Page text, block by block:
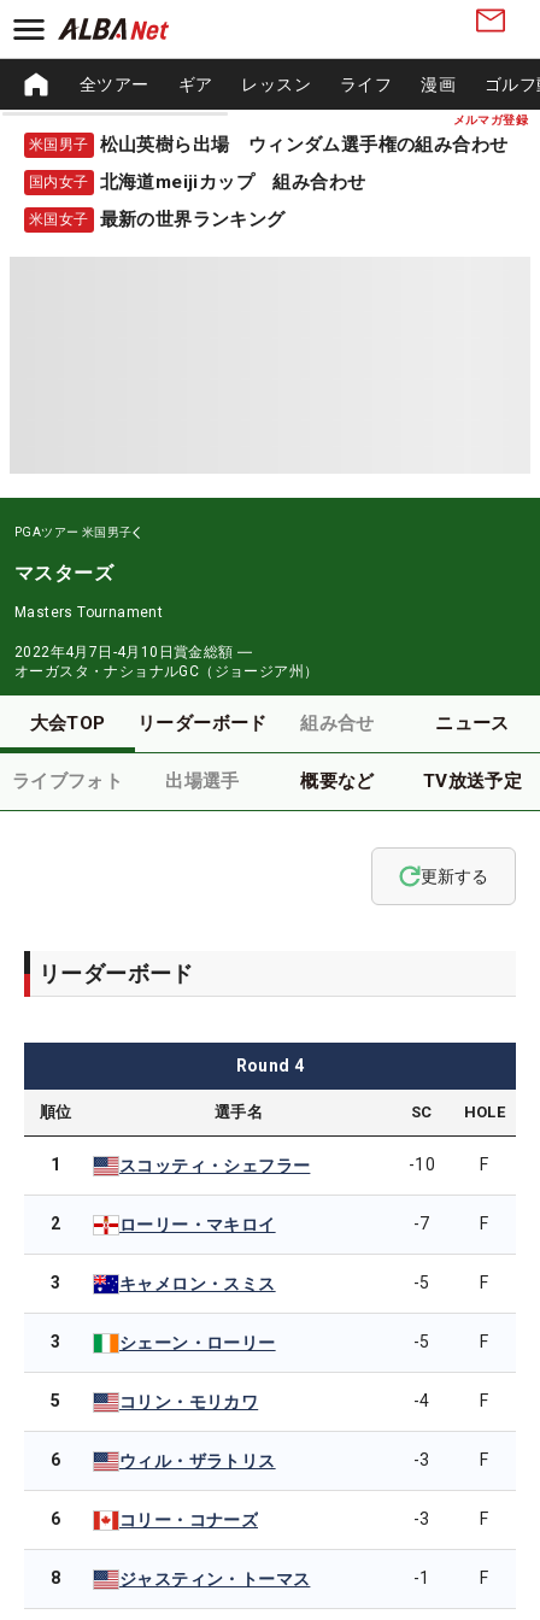
メルマガ登録
全ツアー ギア レッスン ライフ 漫画 ゴル
米国男子 松山英樹ら出場 ウィンダム選手権の組み合わせ
国内女子 北海道meijiカップ 組み合わせ
米国女子 最新の世界ランキング
PGAツアー 米国男子
マスターズ
Masters Tournament
2022年4月7日-4月10日賞金総額 ―
オーガスタ・ナショナルGC（ジョージア州）
大会TOP リーダーボード 組み合せ ニュース
ライブフォト 出場選手 概要など TV放送予定
更新する
リーダーボード
Round 4
順位 選手名 SC HOLE
1 スコッティ・シェフラー -10 F
2 ローリー・マキロイ -7 F
3 キャメロン・スミス -5 F
3 シェーン・ローリー -5 F
5 コリン・モリカワ -4 F
6 ウィル・ザラトリス -3 F
6 コリー・コナーズ -3 F
8 ジャスティン・トーマス -1 F